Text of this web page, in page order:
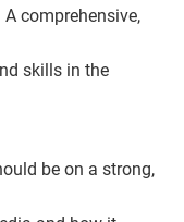
comprehensive,
skills in the
be on a strong,